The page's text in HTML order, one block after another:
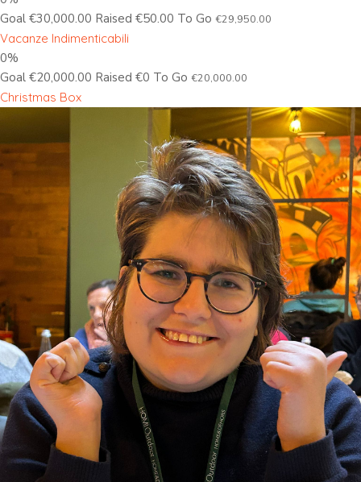
Goal €30,000.00 Raised €50.00 To Go €29,950.00
Vacanze Indimenticabili
0%
Goal €20,000.00 Raised €0 To Go €20,000.00
Christmas Box